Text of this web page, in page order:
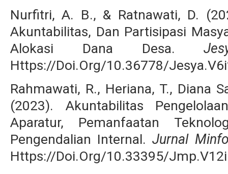
Nurfitri, A. B., & Ratnawati, D.
Akuntabilitas, Dan Partisipasi
Alokasi Dana Desa.
Https://Doi.Org/10.36778/
Rahmawati, R., Heriana, T., Diana
(2023). Akuntabilitas
Aparatur, Pemanfaatan
Pengendalian Internal.Jurnal
Https://Doi.Org/10.33395/